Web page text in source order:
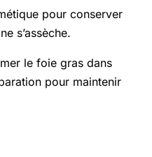
pour conserver
s’assèche.
le foie gras dans
pour maintenir